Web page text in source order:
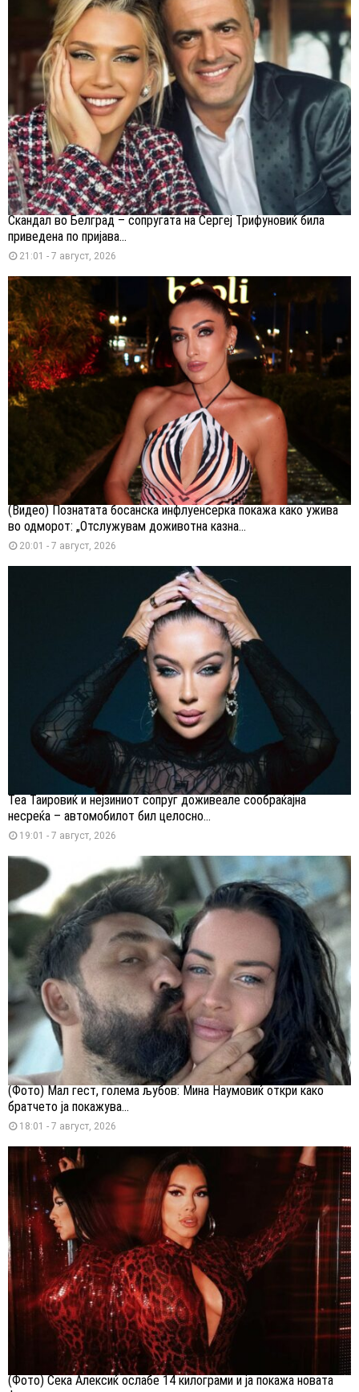
Скандал во Белград – сопругата на Сергеј Трифуновиќ била
приведена по пријава...
21:01 - 7 август, 2026
(Видео) Познатата босанска инфлуенсерка покажа како ужива
во одморот: „Отслужувам доживотна казна...
20:01 - 7 август, 2026
Теа Таировиќ и нејзиниот сопруг доживеале сообраќајна
несреќа – автомобилот бил целосно...
19:01 - 7 август, 2026
(Фото) Мал гест, голема љубов: Мина Наумовиќ откри како
братчето ја покажува...
18:01 - 7 август, 2026
(Фото) Сека Алексиќ ослабе 14 килограми и ја покажа новата